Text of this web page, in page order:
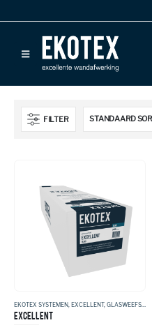
FILTER
EKOTEX SYSTEMEN EXCELLENT, GLASWEEFSEL
EXCELLENT